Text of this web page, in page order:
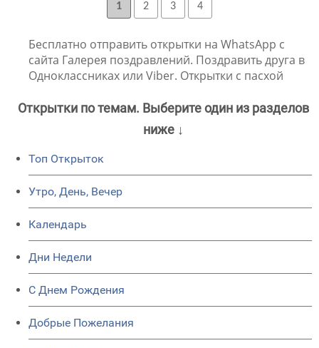
1 2 3 4
Бесплатно отправить открытки на WhatsApp с
сайта Галерея поздравлений. Поздравить друга в
Одноклассниках или Viber. Открытки с пасхой
Открытки по темам. Выберите один из разделов
ниже ↓
Топ Открыток
Утро, День, Вечер
Календарь
Дни Недели
C Днем Рождения
Добрые Пожелания